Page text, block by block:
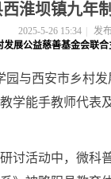
淮坝镇九年
2025-5-26 15:34 发
展公益慈善基金会联
园与西安市乡村
学能手教师代表
讨活动中，微